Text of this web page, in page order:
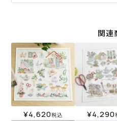
関連
¥4,620税込 ¥4,290